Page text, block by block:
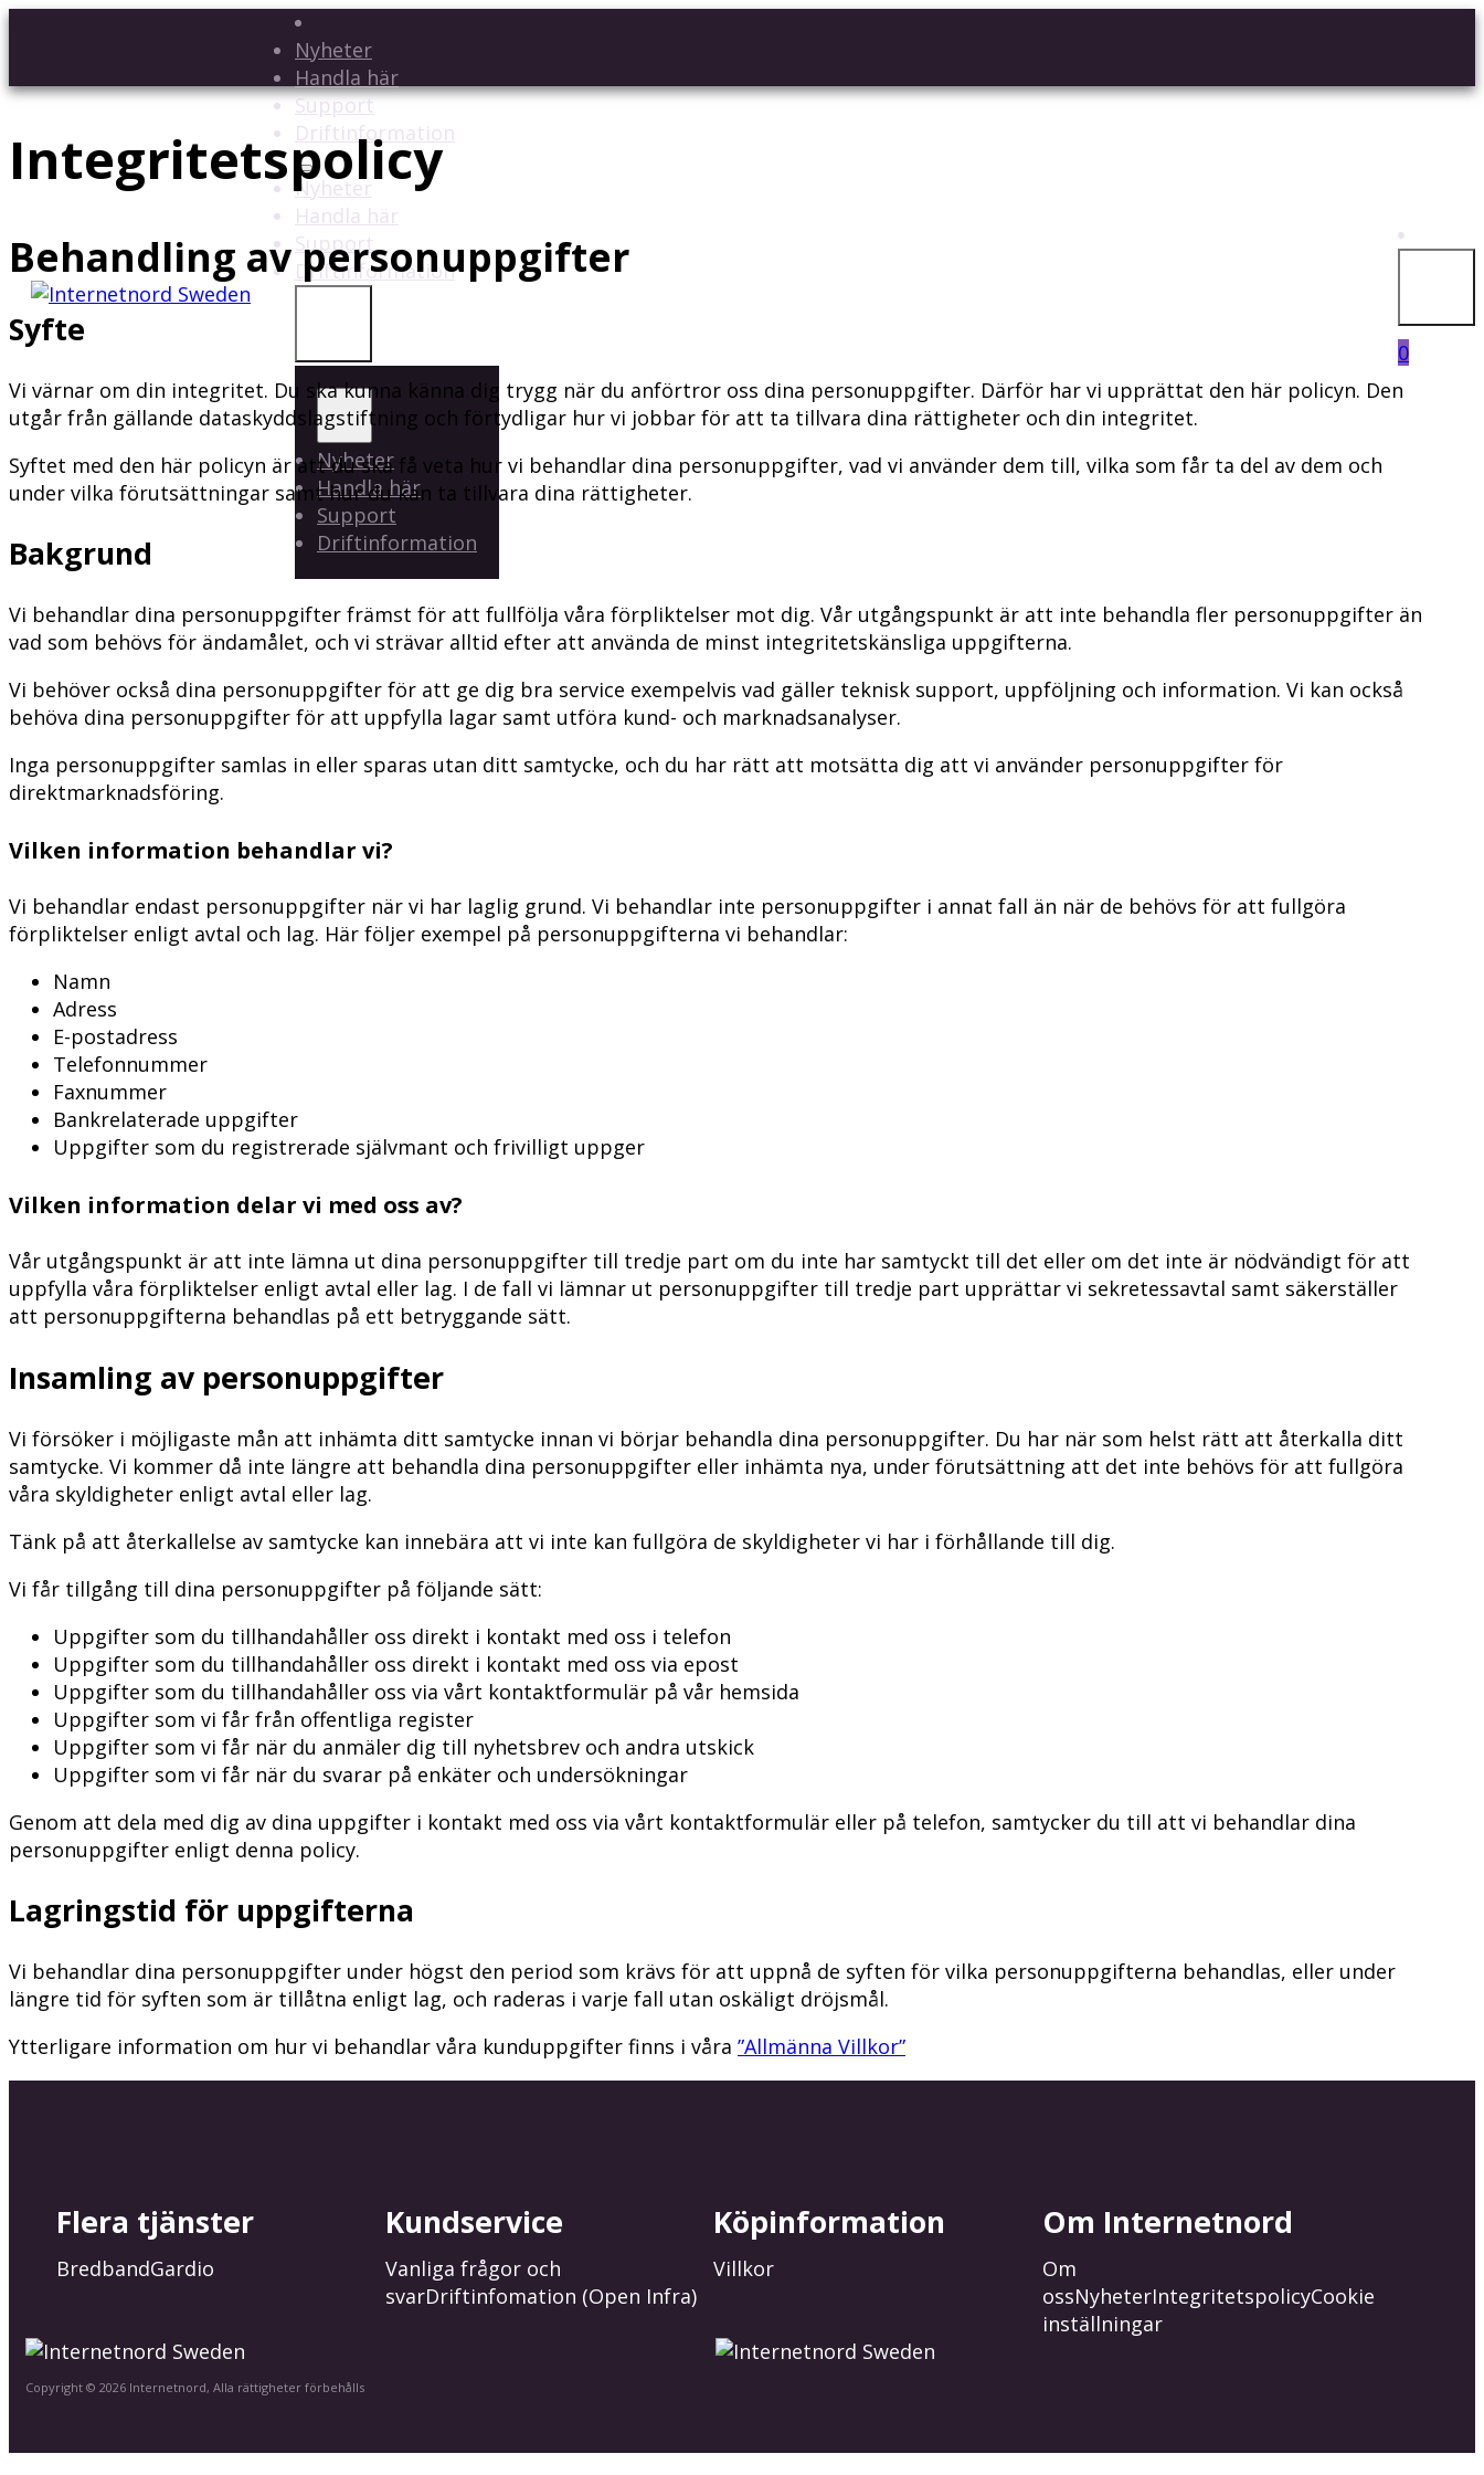
Nyheter
Handla här
Support
Driftinformation
Nyheter
Handla här
Support
Driftinformation
Nyheter
Handla här
Support
Driftinformation
0
Integritetspolicy
Behandling av personuppgifter
Syfte
Vi värnar om din integritet. Du ska kunna känna dig trygg när du anförtror oss dina personuppgifter. Därför har vi upprättat den här policyn. Den
utgår från gällande dataskyddslagstiftning och förtydligar hur vi jobbar för att ta tillvara dina rättigheter och din integritet.
Syftet med den här policyn är att du ska få veta hur vi behandlar dina personuppgifter, vad vi använder dem till, vilka som får ta del av dem och
under vilka förutsättningar samt hur du kan ta tillvara dina rättigheter.
Bakgrund
Vi behandlar dina personuppgifter främst för att fullfölja våra förpliktelser mot dig. Vår utgångspunkt är att inte behandla fler personuppgifter än
vad som behövs för ändamålet, och vi strävar alltid efter att använda de minst integritetskänsliga uppgifterna.
Vi behöver också dina personuppgifter för att ge dig bra service exempelvis vad gäller teknisk support, uppföljning och information. Vi kan också
behöva dina personuppgifter för att uppfylla lagar samt utföra kund- och marknadsanalyser.
Inga personuppgifter samlas in eller sparas utan ditt samtycke, och du har rätt att motsätta dig att vi använder personuppgifter för
direktmarknadsföring.
Vilken information behandlar vi?
Vi behandlar endast personuppgifter när vi har laglig grund. Vi behandlar inte personuppgifter i annat fall än när de behövs för att fullgöra
förpliktelser enligt avtal och lag. Här följer exempel på personuppgifterna vi behandlar:
Namn
Adress
E-postadress
Telefonnummer
Faxnummer
Bankrelaterade uppgifter
Uppgifter som du registrerade självmant och frivilligt uppger
Vilken information delar vi med oss av?
Vår utgångspunkt är att inte lämna ut dina personuppgifter till tredje part om du inte har samtyckt till det eller om det inte är nödvändigt för att
uppfylla våra förpliktelser enligt avtal eller lag. I de fall vi lämnar ut personuppgifter till tredje part upprättar vi sekretessavtal samt säkerställer
att personuppgifterna behandlas på ett betryggande sätt.
Insamling av personuppgifter
Vi försöker i möjligaste mån att inhämta ditt samtycke innan vi börjar behandla dina personuppgifter. Du har när som helst rätt att återkalla ditt
samtycke. Vi kommer då inte längre att behandla dina personuppgifter eller inhämta nya, under förutsättning att det inte behövs för att fullgöra
våra skyldigheter enligt avtal eller lag.
Tänk på att återkallelse av samtycke kan innebära att vi inte kan fullgöra de skyldigheter vi har i förhållande till dig.
Vi får tillgång till dina personuppgifter på följande sätt:
Uppgifter som du tillhandahåller oss direkt i kontakt med oss i telefon
Uppgifter som du tillhandahåller oss direkt i kontakt med oss via epost
Uppgifter som du tillhandahåller oss via vårt kontaktformulär på vår hemsida
Uppgifter som vi får från offentliga register
Uppgifter som vi får när du anmäler dig till nyhetsbrev och andra utskick
Uppgifter som vi får när du svarar på enkäter och undersökningar
Genom att dela med dig av dina uppgifter i kontakt med oss via vårt kontaktformulär eller på telefon, samtycker du till att vi behandlar dina
personuppgifter enligt denna policy.
Lagringstid för uppgifterna
Vi behandlar dina personuppgifter under högst den period som krävs för att uppnå de syften för vilka personuppgifterna behandlas, eller under
längre tid för syften som är tillåtna enligt lag, och raderas i varje fall utan oskäligt dröjsmål.
Ytterligare information om hur vi behandlar våra kunduppgifter finns i våra ”Allmänna Villkor”
Flera tjänster
BredbandGardio
Kundservice
Vanliga frågor och
svarDriftinfomation (Open Infra)
Köpinformation
Villkor
Om Internetnord
Om
ossNyheterIntegritetspolicyCookie
inställningar
Copyright © 2026 Internetnord, Alla rättigheter förbehålls